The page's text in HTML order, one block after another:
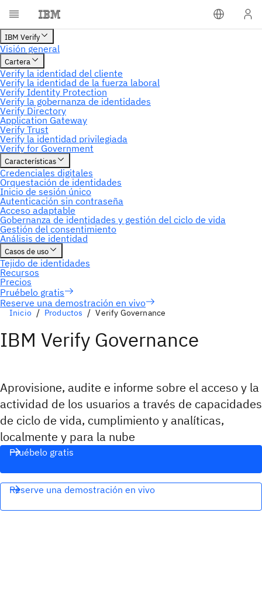
Reserve una demostración en vivo
Inicio Productos Verify Governance
IBM Verify Governance
Aprovisione, audite e informe sobre el acceso y la
actividad de los usuarios a través de capacidades
de ciclo de vida, cumplimiento y analíticas,
localmente y para la nube
Pruébelo gratis
Reserve una demostración en vivo